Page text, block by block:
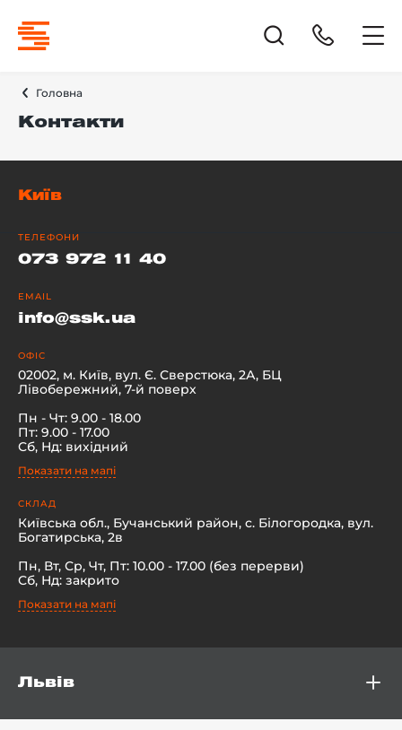
Головна
Контакти
Київ
ТЕЛЕФОНИ
073 972 11 40
EMAIL
info@ssk.ua
ОФІС
02002, м. Київ, вул. Є. Сверстюка, 2А, БЦ
Лівобережний, 7-й поверх
Пн - Чт: 9.00 - 18.00
Пт: 9.00 - 17.00
Сб, Нд: вихідний
Показати на мапі
СКЛАД
Київська обл., Бучанський район, с. Білогородка, вул.
Богатирська, 2в
Пн, Вт, Ср, Чт, Пт: 10.00 - 17.00 (без перерви)
Сб, Нд: закрито
Показати на мапі
Львів